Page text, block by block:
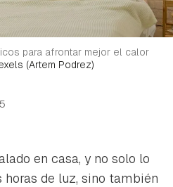
para afrontar mejor el calor
(Artem Podrez)
en casa, y no solo lo
de luz, sino también